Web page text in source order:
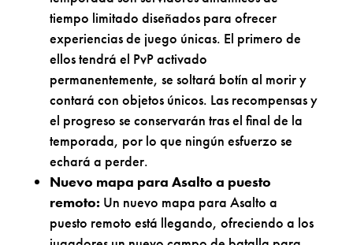
tiempo limitado diseñados para ofrecer
experiencias de juego únicas. El primero de
ellos tendrá el PvP activado
permanentemente, se soltará botín al morir y
contará con objetos únicos. Las recompensas y
el progreso se conservarán tras el final de la
temporada, por lo que ningún esfuerzo se
echará a perder.
Nuevo mapa para Asalto a puesto
remoto: Un nuevo mapa para Asalto a
puesto remoto está llegando, ofreciendo a los